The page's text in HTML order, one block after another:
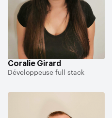
Coralie Girard
Développeuse full stack